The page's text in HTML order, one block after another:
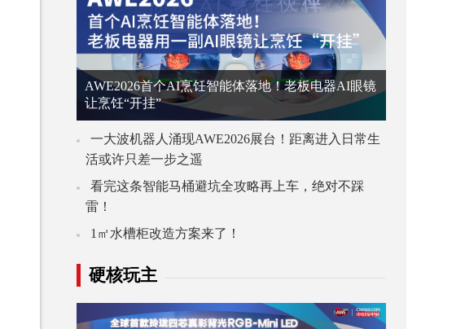
AWE2026首个AI烹饪智能体落地！老板电器AI眼镜
让烹饪“开挂”
一大波机器人涌现AWE2026展台！距离进入日常生
活或许只差一步之遥
看完这条智能马桶避坑全攻略再上车，绝对不踩
雷！
1㎡水槽柜改造方案来了！
硬核玩主